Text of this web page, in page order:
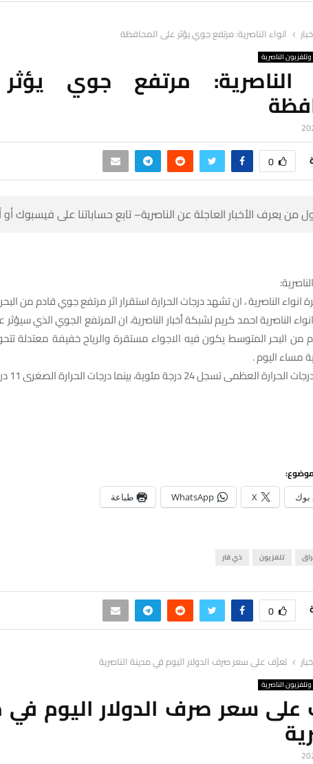
انواء الناصرية: مرتفع جوي يؤثر على المحافظة
الناصرية
الناصرية: مرتفع جوي
0
من يعرف الأخبار العاجلة عن الناصرية– تابع حساباتنا على فيسبوك
انواء الناصرية ، ان تشهد درجات الحرارة استقرار اثر مرتفع جوي قادم من
الناصرية احمد كريم لشبكة أخبار الناصرية، ان المرتفع الجوي الذي
من البحر المتوسط يكون فيه الاجواء مستقرة والرياح خفيفة معتدلة
مساء اليوم .
تسجل 24 درجة مئوية، بينما درجات الحرارة الصغرى 11 درجة مئوية .
X
WhatsApp طباعة
تلفزيون ذي قار
0
تعرَّف على سعر صرف الدولار اليوم في مدينة الناصرية
الناصرية
سعر صرف الدولار اليوم في